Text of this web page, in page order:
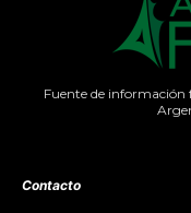
Fuente de
Contacto